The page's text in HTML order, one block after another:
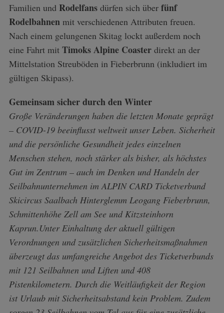
Familien und Rodelfansdürfen sich über fünf
Rodelbahnen mit verschiedenen Attributen freuen.
Nach einem gelungenen Skitag lockt außerdem noch
eine Fahrt mit Timoks Alpine Coasterdirekt an der
Mittelstation Streuböden in Fieberbrunn (inkludiert im
gültigen Skipass).
Gemeinsam sicher durch den Winter
Große Veränderungen haben die letzten Monate geprägt
– COVID-19 beeinflusst weltweit unser Leben. Sicherheit
und die persönliche Gesundheit jedes einzelnen
Menschen stehen, noch stärker als bisher, als höchstes
Gut im Zentrum – auch im Denken und Handeln der
Seilbahnunternehmen im ALPIN CARD Ticketverbund
Skicircus Saalbach Hinterglemm Leogang Fieberbrunn,
Schmittenhöhe Zell am See und Kitzsteinhorn
Kaprun.Unter Einhaltung der aktuell gültigen
Verordnungen und zusätzlichen Sicherheitsmaßnahmen
überzeugt das umfangreiche Angebot des Ticketverbunds
mit 121 Seilbahnen und Liften und 408
Pistenkilometern. Durch die Weitläufigkeit der Region
ist Urlaub mit Sicherheitsabstand kein Problem. Zudem